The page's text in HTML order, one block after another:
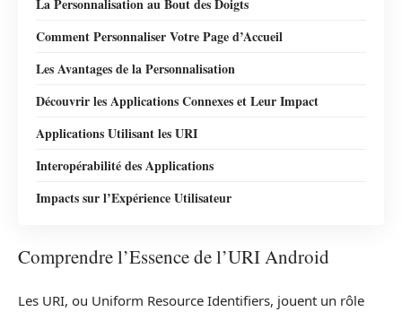
Comment Personnaliser Votre Page d’Accueil
Les Avantages de la Personnalisation
Découvrir les Applications Connexes et Leur Impact
Applications Utilisant les URI
Interopérabilité des Applications
Impacts sur l’Expérience Utilisateur
Comprendre l’Essence de l’URI Android
Les URI, ou Uniform Resource Identifiers, jouent un rôle